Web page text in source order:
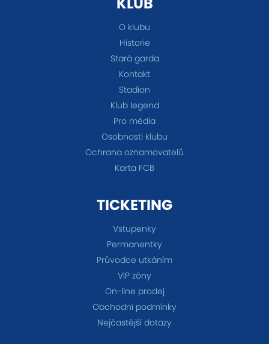
O klubu
Historie
Stará garda
Kontakt
Stadion
Klub legend
Pro média
Osobnosti klubu
Ochrana oznamovatelů
Karta FCB
TICKETING
Vstupenky
Permanentky
Průvodce utkáním
VIP zóny
On-line prodej
Obchodní podmínky
Nejčastější dotazy